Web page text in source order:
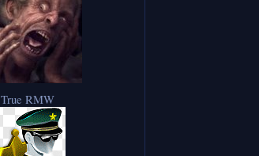
True RMW